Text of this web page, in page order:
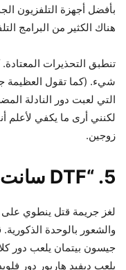
بأفضل أجهزة التلفزيون
هناك الكثير من البرامج
تنطبق التحذيرات المعتادة.
التي لعبت دور النادلة
لكنني أرى ما يكفي لأعلم
زوجين.
5. “DTF سانت لويس لويس”.
لغز جريمة قتل ينطوي على
والشعور بالوحدة
جيسون بيتمان يلعب دور
يلعب ديفيد هاربور دور